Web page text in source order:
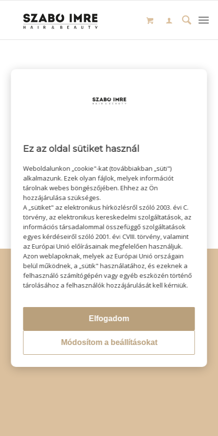
© Copyright - Szabó Imre Hair & Beauty
Impresszum| Adatkezelési tájékoztató Elállás
Ez az oldal sütiket használ
Weboldalunkon „cookie"-kat (továbbiakban „süti")
alkalmazunk. Ezek olyan fájlok, melyek információt
tárolnak webes böngészőjében. Ehhez az Ön
hozzájárulása szükséges.
A „sütiket" az elektronikus hírközlésről szóló 2003. évi C.
törvény, az elektronikus kereskedelmi szolgáltatások, az
információs társadalommal összefüggő szolgáltatások
egyes kérdéseiről szóló 2001. évi CVIII. törvény, valamint
az Európai Unió előírásainak megfelelően használjuk.
Azon weblapoknak, melyek az Európai Unió országain
belül működnek, a „sütik" használatához, és ezeknek a
felhasználó számítógépén vagy egyéb eszközén történő
tárolásához a felhasználók hozzájárulását kell kérniük.
Elfogadom
Módosítom a beállításokat